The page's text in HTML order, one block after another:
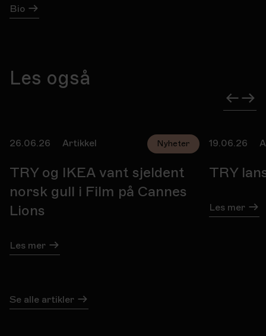
Bio
Les også
26.06.26 Artikkel Nyheter
TRY og IKEA vant sjeldent
norsk gull i Film på Cannes
Lions
Les mer
19.06.26
TRY
Les mer
Se alle artikler